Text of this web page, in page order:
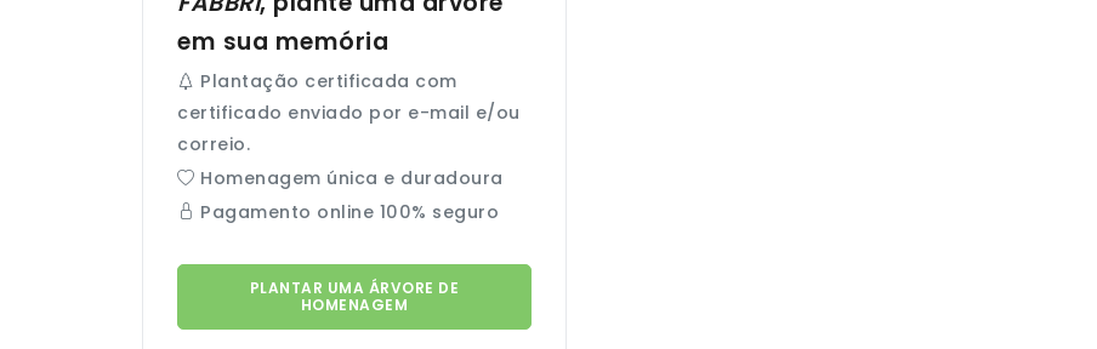
em sua memória
Plantação certificada com
certificado enviado por e-mail e/ou
correio.
Homenagem única e duradoura
Pagamento online 100% seguro
PLANTAR UMA ÁRVORE DE
HOMENAGEM